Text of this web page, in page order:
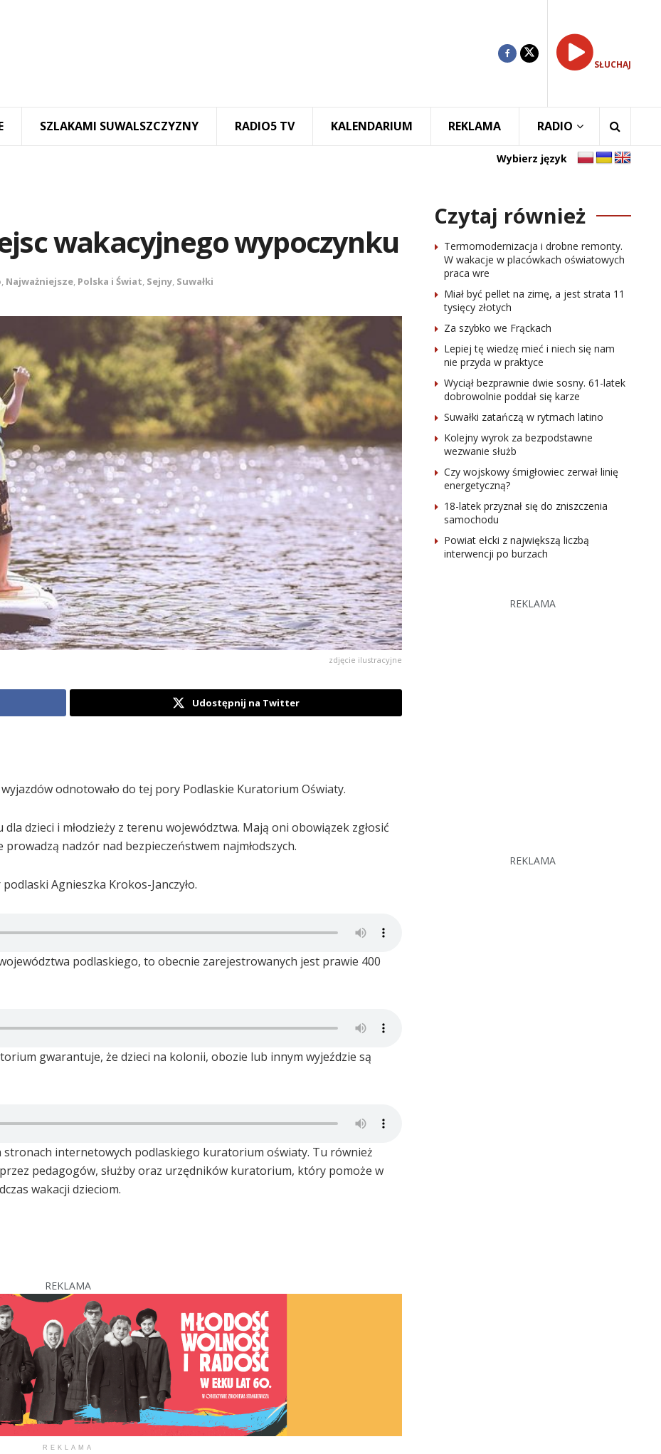
SŁUCHAJ
SZLAKAMI SUWALSZCZYZNY RADIO5 TV KALENDARIUM REKLAMA RADIO
Wybierz język
wakacyjnego wypoczynku
, Najważniejsze, Polska i Świat, Sejny, Suwałki
zdjęcie ilustracyjne
Udostępnij na Twitter
odnotowało do tej pory Podlaskie Kuratorium Oświaty.
dzieci i młodzieży z terenu województwa. Mają oni obowiązek zgłosić
nadzór nad bezpieczeństwem najmłodszych.
Agnieszka Krokos-Janczyło.
podlaskiego, to obecnie zarejestrowanych jest prawie 400
gwarantuje, że dzieci na kolonii, obozie lub innym wyjeździe są
stronach internetowych podlaskiego kuratorium oświaty. Tu również
pedagogów, służby oraz urzędników kuratorium, który pomoże w
wakacji dzieciom.
REKLAMA
REKLAMA
Czytaj również
Termomodernizacja i drobne remonty.
W wakacje w placówkach oświatowych
praca wre
Miał być pellet na zimę, a jest strata 11
tysięcy złotych
Za szybko we Frąckach
Lepiej tę wiedzę mieć i niech się nam
nie przyda w praktyce
Wyciął bezprawnie dwie sosny. 61-latek
dobrowolnie poddał się karze
Suwałki zatańczą w rytmach latino
Kolejny wyrok za bezpodstawne
wezwanie służb
Czy wojskowy śmigłowiec zerwał linię
energetyczną?
18-latek przyznał się do zniszczenia
samochodu
Powiat ełcki z największą liczbą
interwencji po burzach
REKLAMA
REKLAMA